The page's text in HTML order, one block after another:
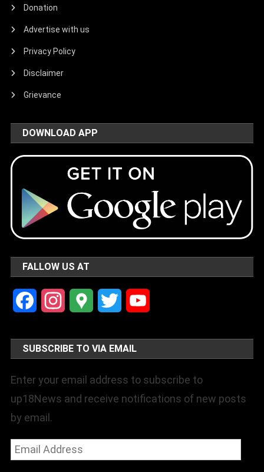
Donation
Advertise with us
Privacy Policy
Disclaimer
Grievance
DOWNLOAD APP
FALLOW US AT
FacebookInstagramGoogle Twitter
SUBSCRIBE TO VIA EMAIL
Enter your email address to subscribe to
up18News and receive notifications of new posts
by email.
Email